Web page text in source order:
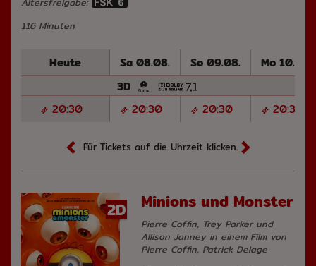
116 Minuten
Heute Sa 08.08. So 09.08. Mo 10.08.
20:30 20:30 20:30 20:30
3D
Für Tickets auf die Uhrzeit klicken.
2D Minions und Monster
Pierre Coffin, Trey Parker und
Allison Janney in einem Film von
Pierre Coffin, Patrick Delage